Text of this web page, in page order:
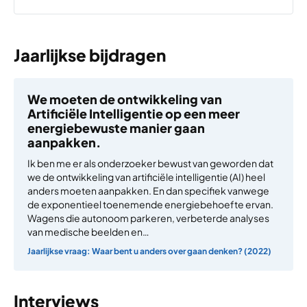
Jaarlijkse bijdragen
We moeten de ontwikkeling van
Artificiële Intelligentie op een meer
energiebewuste manier gaan
aanpakken.
Ik ben me er als onderzoeker bewust van geworden dat
we de ontwikkeling van artificiële intelligentie (AI) heel
anders moeten aanpakken. En dan specifiek vanwege
de exponentieel toenemende energiebehoefte ervan.
Wagens die autonoom parkeren, verbeterde analyses
van medische beelden en…
Jaarlijkse vraag: Waar bent u anders over gaan denken? (2022)
Interviews